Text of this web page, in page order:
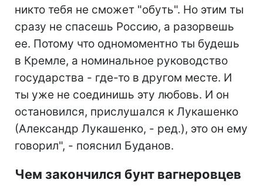
никто тебя не сможет "обуть". Но этим ты
сразу не спасешь Россию, а разорвешь
ее. Потому что одномоментно ты будешь
в Кремле, а номинальное руководство
государства - где-то в другом месте. И
ты уже не соединишь эту любовь. И он
остановился, прислушался к Лукашенко
(Александр Лукашенко, - ред.), это он ему
говорил", - пояснил Буданов.
Чем закончился бунт вагнеровцев